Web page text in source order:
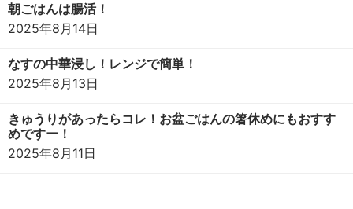
朝ごはんは腸活！
2025年8月14日
なすの中華浸し！レンジで簡単！
2025年8月13日
きゅうりがあったらコレ！お盆ごはんの箸休めにもおすす
めですー！
2025年8月11日